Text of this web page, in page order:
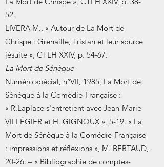
52.
LIVERA M., « Autour de La Mort de
Chrispe : Grenaille, Tristan et leur source
jésuite », CTLH XXIV, p. 54-67.
La Mort de Sénèque
Numéro spécial, n°VII, 1985, La Mort de
Sénèque à la Comédie-Française :
« R.Laplace s'entretient avec Jean-Marie
VILLÉGIER et H. GIGNOUX », 5-19. « La
Mort de Sénèque à la Comédie-Française
: impressions et réflexions », M. BERTAUD,
20-26. – « Bibliographie de comptes-